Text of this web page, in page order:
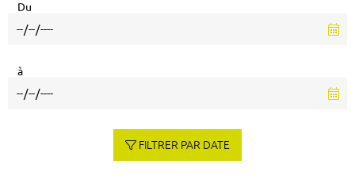
Du
à
FILTRER PAR DATE